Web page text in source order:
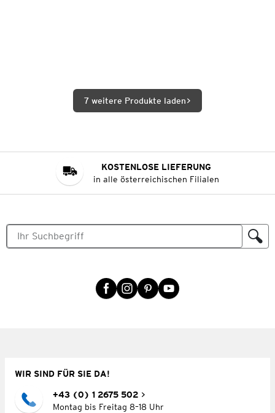
7 weitere Produkte laden
KOSTENLOSE LIEFERUNG
in alle österreichischen Filialen
WIR SIND FÜR SIE DA!
+43 (0) 1 2675 502
Montag bis Freitag 8–18 Uhr